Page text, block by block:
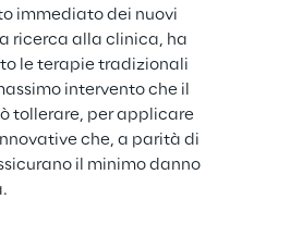
immediato dei nuovi
ricerca alla clinica, ha
le terapie tradizionali
intervento che il
tollerare, per applicare
che, a parità di
il minimo danno